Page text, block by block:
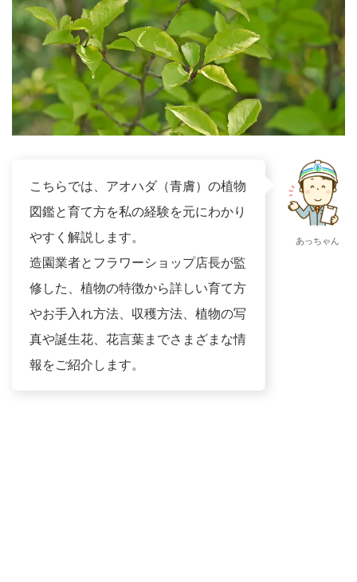
こちらでは、アオハダ（青膚）の植物
図鑑と育て方を私の経験を元にわかり
やすく解説します。
造園業者とフラワーショップ店長が監
修した、植物の特徴から詳しい育て方
やお手入れ方法、収穫方法、植物の写
真や誕生花、花言葉までさまざまな情
報をご紹介します。
あっちゃん